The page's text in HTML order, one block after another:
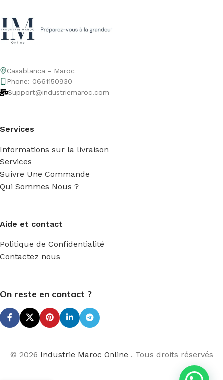
Casablanca - Maroc
Phone: 0661150930
Support@industriemaroc.com
Services
Informations sur la livraison
Services
Suivre Une Commande
Qui Sommes Nous ?
Aide et contact
Politique de Confidentialité
Contactez nous
On reste en contact ?
© 2026 Industrie Maroc Online . Tous droits réservés